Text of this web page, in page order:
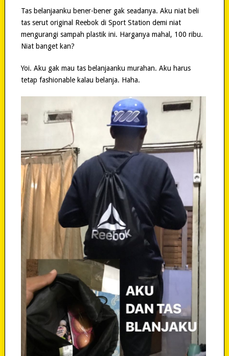
Tas belanjaanku bener-bener gak seadanya. Aku niat beli
tas serut original Reebok di Sport Station demi niat
mengurangi sampah plastik ini. Harganya mahal, 100 ribu.
Niat banget kan?
Yoi. Aku gak mau tas belanjaanku murahan. Aku harus
tetap fashionable kalau belanja. Haha.